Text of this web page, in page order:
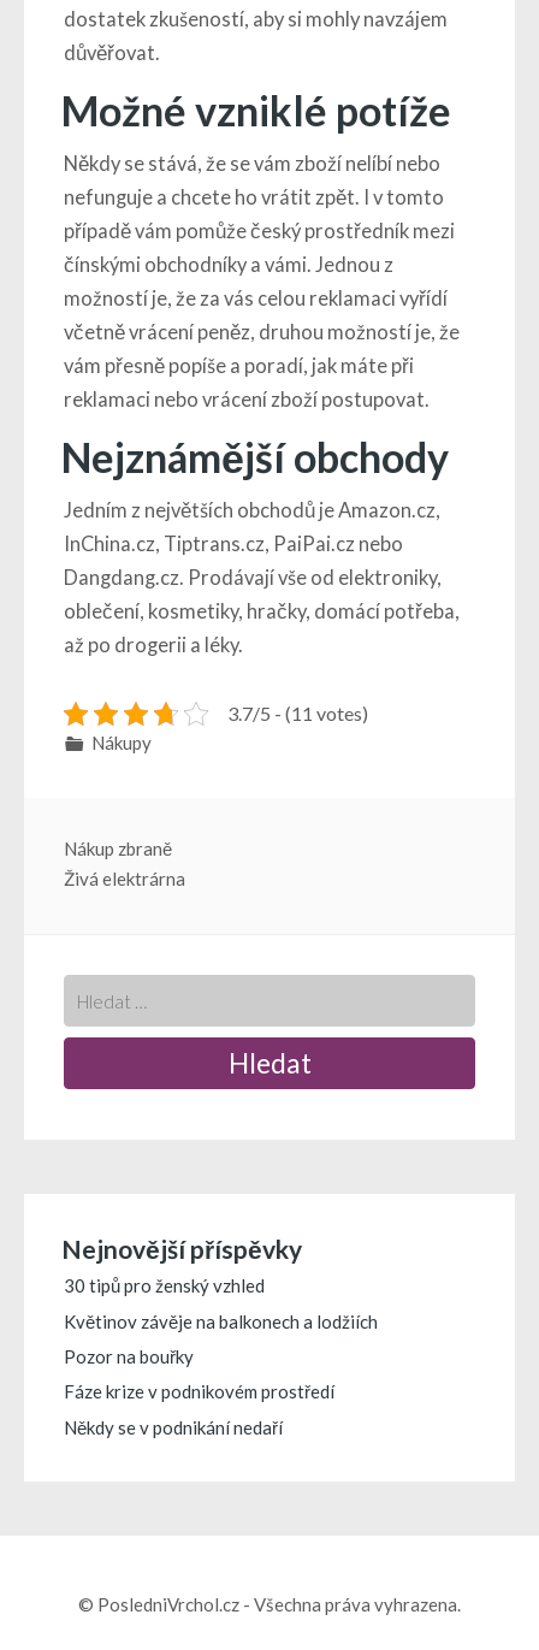
dostatek zkušeností, aby si mohly navzájem
důvěřovat.
Možné vzniklé potíže
Někdy se stává, že se vám zboží nelíbí nebo
nefunguje a chcete ho vrátit zpět. I v tomto
případě vám pomůže český prostředník mezi
čínskými obchodníky a vámi. Jednou z
možností je, že za vás celou reklamaci vyřídí
včetně vrácení peněz, druhou možností je, že
vám přesně popíše a poradí, jak máte při
reklamaci nebo vrácení zboží postupovat.
Nejznámější obchody
Jedním z největších obchodů je Amazon.cz,
InChina.cz, Tiptrans.cz, PaiPai.cz nebo
Dangdang.cz. Prodávají vše od elektroniky,
oblečení, kosmetiky, hračky, domácí potřeba,
až po drogerii a léky.
3.7/5 - (11 votes)
Nákupy
Navigace
příspěvek
Nákup zbraně
Živá elektrárna
Nejnovější příspěvky
30 tipů pro ženský vzhled
Květinov závěje na balkonech a lodžiích
Pozor na bouřky
Fáze krize v podnikovém prostředí
Někdy se v podnikání nedaří
© PosledniVrchol.cz - Všechna práva vyhrazena.